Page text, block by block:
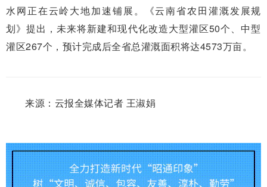
水网正在云岭大地加速铺展。《云南省农田灌溉发展规
划》提出，未来将新建和现代化改造大型灌区50个、中型
灌区267个，预计完成后全省总灌溉面积将达4573万亩。
来源：云报全媒体记者 王淑娟